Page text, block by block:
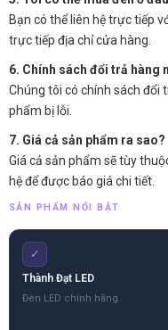
Bạn có thể liên hệ trực tiếp
trực tiếp địa chỉ cửa hàng.
6. Chính sách đổi trả hàng
Chúng tôi có chính sách đổi
phẩm bị lỗi.
7. Giá cả sản phẩm ra sao?
Giá cả sản phẩm sẽ tùy
hệ để được báo giá chi tiết.
SẢN PHẨM NỔI BẬT
✓
Thành Đạt LED
Đèn LED chính hãng